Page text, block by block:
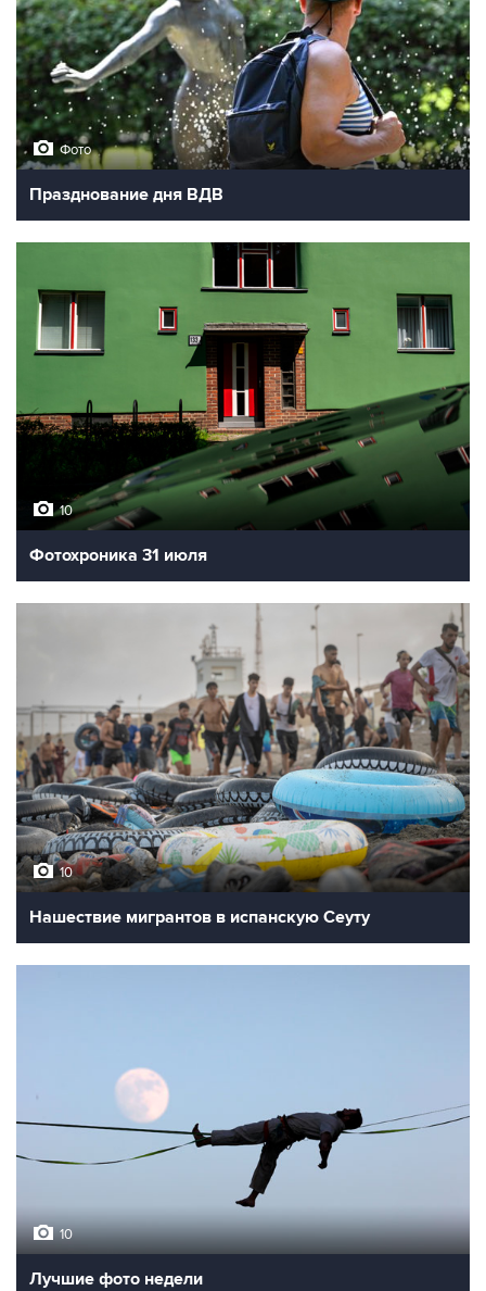
Фото
Празднование дня ВДВ
10
Фотохроника 31 июля
10
Нашествие мигрантов в испанскую Сеуту
10
Лучшие фото недели